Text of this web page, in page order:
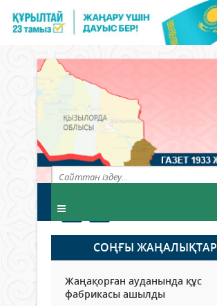
СОҢҒЫ ЖАҢАЛЫҚТАР
Жаңақорған ауданында құс
фабрикасы ашылды